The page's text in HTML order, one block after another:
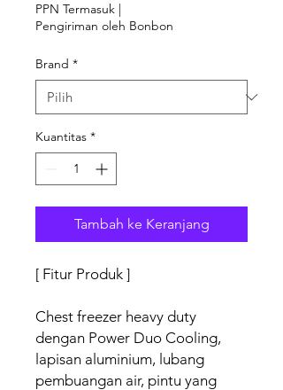
PPN Termasuk |
Pengiriman oleh Bonbon
Brand *
Kuantitas *
Tambah ke Keranjang
[ Fitur Produk ]
Chest freezer heavy duty
dengan Power Duo Cooling,
lapisan aluminium, lubang
pembuangan air, pintu yang